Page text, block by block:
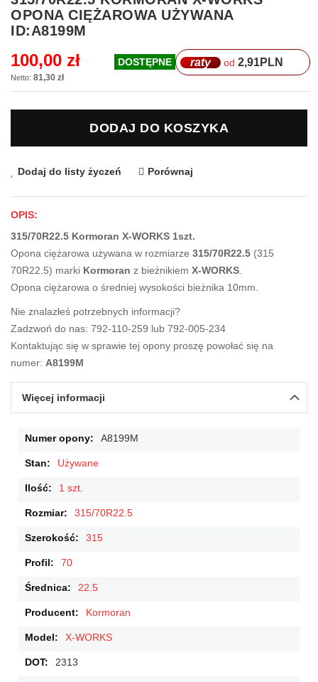
na
początek
galerii
OPONA CIĘŻAROWA UŻYWANA
ID:A8199M
100,00 zł
81,30 zł
DOSTĘPNE raty od 2,91PLN
DODAJ DO KOSZYKA
Dodaj do listy życzeń Porównaj
OPIS:
315/70R22.5 Kormoran X-WORKS 1szt.
Opona ciężarowa używana w rozmiarze 315/70R22.5 (315
70R22.5) marki Kormoran z bieżnikiem X-WORKS.
Opona ciężarowa o średniej wysokości bieżnika 10mm.
Nie znalazłeś potrzebnych informacji?
Zadzwoń do nas: 792-110-259 lub 792-005-234
Kontaktując się w sprawie tej opony proszę powołać się na
numer: A8199M
Więcej informacji
Więcej
A8199M
Używane
1 szt.
315/70R22.5
315
70
22.5
Kormoran
X-WORKS
2313